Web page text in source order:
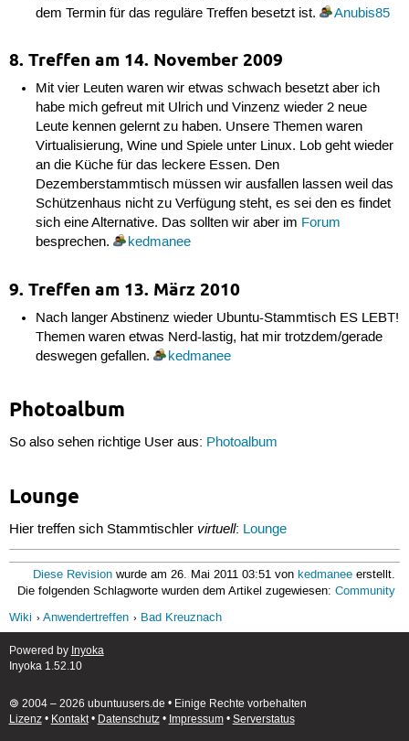
dem Termin für das reguläre Treffen besetzt ist.
Anubis85
8. Treffen am 14. November 2009
Mit vier Leuten waren wir etwas schwach besetzt aber ich
habe mich gefreut mit Ulrich und Vinzenz wieder 2 neue
Leute kennen gelernt zu haben. Unsere Themen waren
Virtualisierung, Wine und Spiele unter Linux. Lob geht wieder
an die Küche für das leckere Essen. Den
Dezemberstammtisch müssen wir ausfallen lassen weil das
Schützenhaus nicht zu Verfügung steht, es sei den es findet
sich eine Alternative. Das sollten wir aber im Forum
besprechen.
kedmanee
9. Treffen am 13. März 2010
Nach langer Abstinenz wieder Ubuntu-Stammtisch ES LEBT!
Themen waren etwas Nerd-lastig, hat mir trotzdem/gerade
deswegen gefallen.
kedmanee
Photoalbum
So also sehen richtige User aus: Photoalbum
Lounge
Hier treffen sich Stammtischler virtuell: Lounge
Diese Revision wurde am 26. Mai 2011 03:51 vonkedmanee erstellt.
Die folgenden Schlagworte wurden dem Artikel zugewiesen:Community
Wiki
Anwendertreffen Bad Kreuznach
Powered by Inyoka
Inyoka 1.52.10
🄯 2004 – 2026 ubuntuusers.de • Einige Rechte vorbehalten
Lizenz• Kontakt• Datenschutz• Impressum• Serverstatus